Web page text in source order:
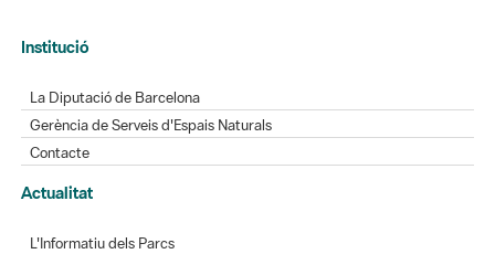
Institució
La Diputació de Barcelona
Gerència de Serveis d'Espais Naturals
Contacte
Actualitat
L'Informatiu dels Parcs